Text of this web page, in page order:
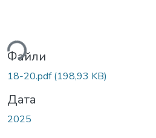
Файли
18-20.pdf(198,93 KB)
Дата
2025